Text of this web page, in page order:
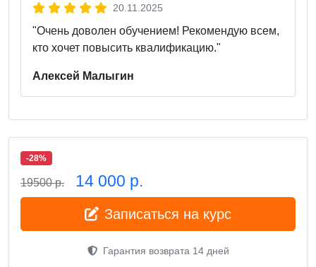
20.11.2025
"Очень доволен обучением! Рекомендую всем,
кто хочет повысить квалификацию."
Алексей Малыгин
-28%
19500 р. 14 000 р.
Записаться на курс
Гарантия возврата 14 дней